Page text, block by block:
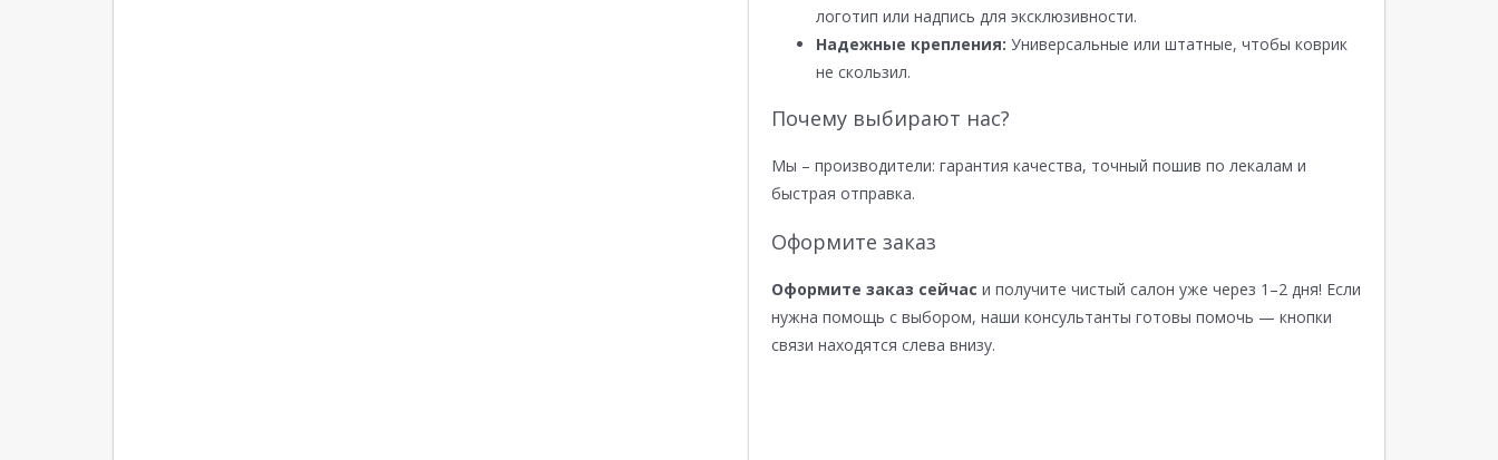
логотип или надпись для эксклюзивности.
Надежные крепления: Универсальные или штатные, чтобы коврик
не скользил.
Почему выбирают нас?
Мы – производители: гарантия качества, точный пошив по лекалам и
быстрая отправка.
Оформите заказ
Оформите заказ сейчас и получите чистый салон уже через 1–2 дня! Если
нужна помощь с выбором, наши консультанты готовы помочь — кнопки
связи находятся слева внизу.